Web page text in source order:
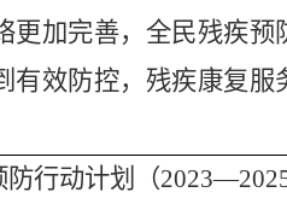
更加完善，全民残疾
有效防控，残疾康复
行动计划（